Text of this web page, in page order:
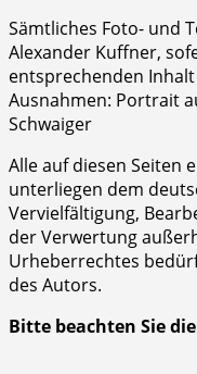
Sämtliches Foto- und
Alexander Kuffner,
entsprechenden
Ausnahmen: Portrait
Schwaiger
Alle auf diesen Seiten
unterliegen dem
Vervielfältigung,
der Verwertung
Urheberrechtes
des Autors.
Bitte beachten Sie die